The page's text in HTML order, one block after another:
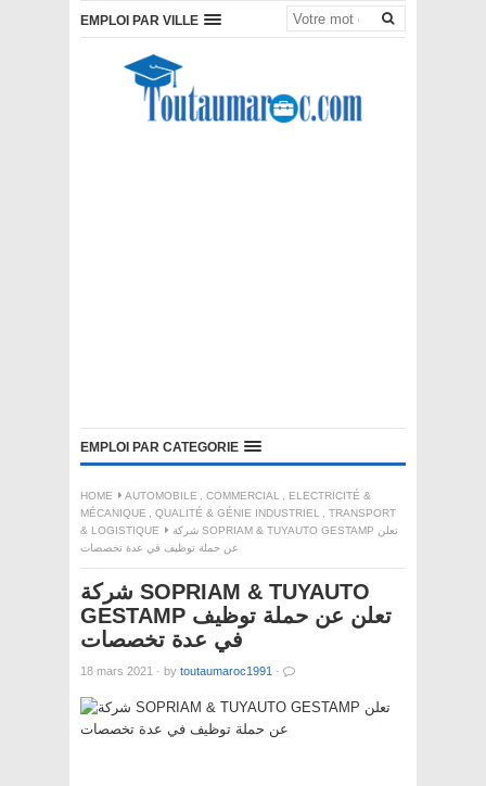
EMPLOI PAR VILLE
EMPLOI PAR CATEGORIE
HOME AUTOMOBILE , COMMERCIAL , ELECTRICITÉ &
MÉCANIQUE , QUALITÉ & GÉNIE INDUSTRIEL , TRANSPORT
& LOGISTIQUE
شركة SOPRIAM & TUYAUTO GESTAMP تعلن
عن حملة توظيف في عدة تخصصات
شركة SOPRIAM & TUYAUTO
GESTAMP تعلن عن حملة توظيف
في عدة تخصصات
18 mars 2021 · by toutaumaroc1991 ·